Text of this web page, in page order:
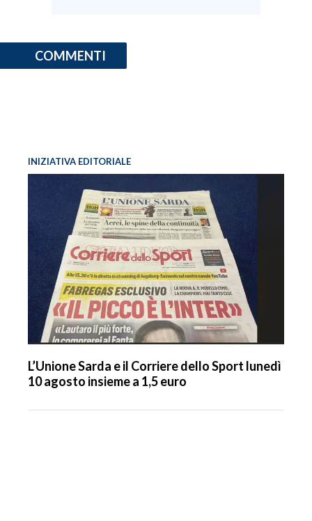
COMMENTI
INIZIATIVA EDITORIALE
L’Unione Sarda e il Corriere dello Sport lunedì
10 agosto insieme a 1,5 euro